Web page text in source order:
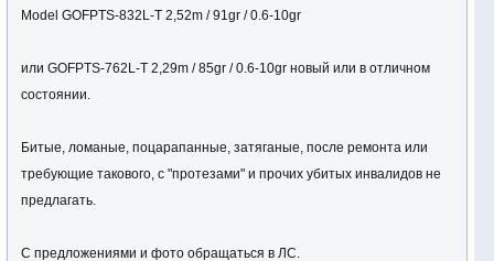
Model GOFPTS-832L-T 2,52m / 91gr / 0.6-10gr
или GOFPTS-762L-T 2,29m / 85gr / 0.6-10gr новый или в отличном
состоянии.
Битые, ломаные, поцарапанные, затяганые, после ремонта или
требующие такового, с "протезами" и прочих убитых инвалидов не
предлагать.
С предложениями и фото обращаться в ЛС.